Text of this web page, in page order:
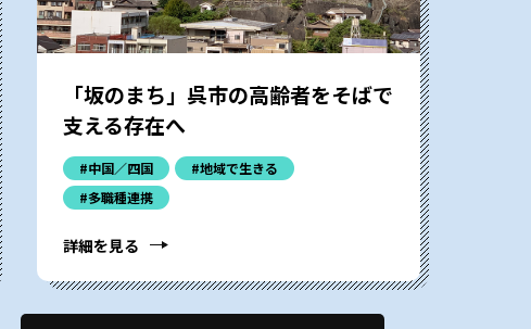
「坂のまち」呉市の高齢者をそばで
支える存在へ
#中国／四国
#地域で生きる
#多職種連携
詳細を見る